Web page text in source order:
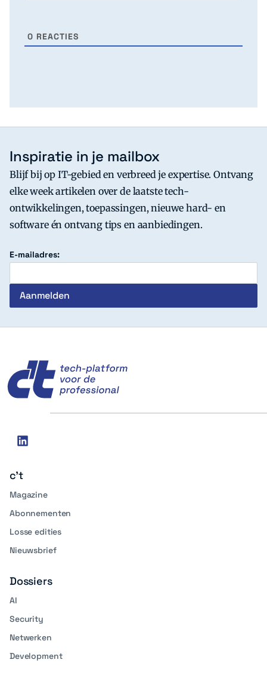
0 REACTIES
Inspiratie in je mailbox
Blijf bij op IT-gebied en verbreed je expertise. Ontvang
elke week artikelen over de laatste tech-
ontwikkelingen, toepassingen, nieuwe hard- en
software én ontvang tips en aanbiedingen.
E-mailadres:
Social
linkedin
c't
Magazine
Abonnementen
Losse edities
Nieuwsbrief
Dossiers
AI
Security
Netwerken
Development